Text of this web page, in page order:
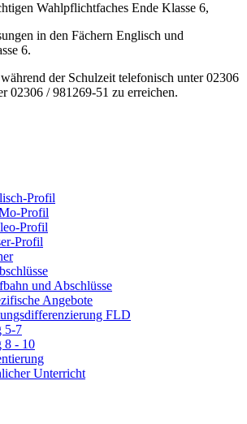
Wahlpflichtfaches Ende Klasse 6,
in den Fächern Englisch und
6.
der Schulzeit telefonisch unter 02306
02306 / 981269-51 zu erreichen.
Profil
Profil
Profil
Profil
und Abschlüsse
Angebote
FLD
5-7
8 - 10
Unterricht